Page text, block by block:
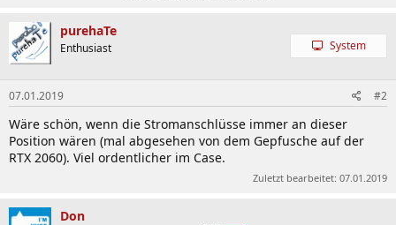
purehaTe
Enthusiast System
07.01.2019 #2
Wäre schön, wenn die Stromanschlüsse immer an dieser
Position wären (mal abgesehen von dem Gepfusche auf der
RTX 2060). Viel ordentlicher im Case.
Zuletzt bearbeitet: 07.01.2019
Don